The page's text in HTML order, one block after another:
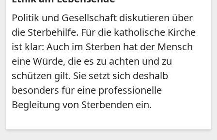
Politik und Gesellschaft diskutieren über
die Sterbehilfe. Für die katholische Kirche
ist klar: Auch im Sterben hat der Mensch
eine Würde, die es zu achten und zu
schützen gilt. Sie setzt sich deshalb
besonders für eine professionelle
Begleitung von Sterbenden ein.